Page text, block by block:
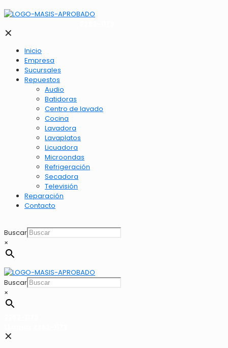
✕
Inicio
Empresa
Sucursales
Repuestos
Audio
Batidoras
Centro de lavado
Cocina
Lavadora
Lavaplatos
Licuadora
Microondas
Refrigeración
Secadora
Televisión
Reparación
Contacto
Buscar
×
Buscar
×
✕